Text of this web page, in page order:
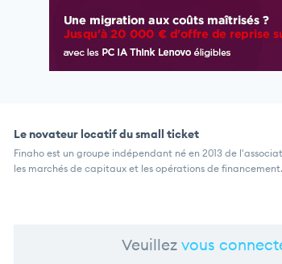
Le novateur locatif du small ticket
Finaho est un groupe indépendant né en 2013 de
les marchés de capitaux et les opérations de financement.
Veuillezvous